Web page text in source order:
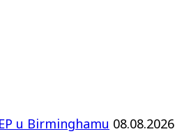
u Birminghamu 08.08.2026